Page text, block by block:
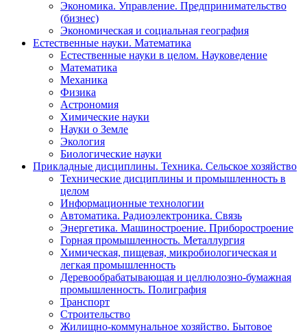
Экономика. Управление. Предпринимательство
(бизнес)
Экономическая и социальная география
Естественные науки. Математика
Естественные науки в целом. Науковедение
Математика
Механика
Физика
Астрономия
Химические науки
Науки о Земле
Экология
Биологические науки
Прикладные дисциплины. Техника. Сельское хозяйство
Технические дисциплины и промышленность в
целом
Информационные технологии
Автоматика. Радиоэлектроника. Связь
Энергетика. Машиностроение. Приборостроение
Горная промышленность. Металлургия
Химическая, пищевая, микробиологическая и
легкая промышленность
Деревообрабатывающая и целлюлозно-бумажная
промышленность. Полиграфия
Транспорт
Строительство
Жилищно-коммунальное хозяйство. Бытовое